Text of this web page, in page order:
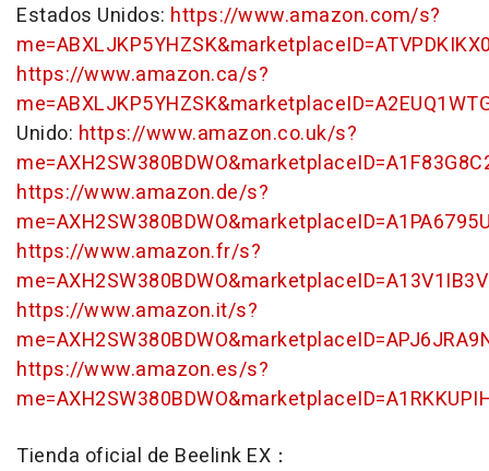
Estados Unidos: https://www.amazon.com/s?
https://www.amazon.ca/s?
Unido: https://www.amazon.co.uk/s?
https://www.amazon.de/s?
https://www.amazon.fr/s?
https://www.amazon.it/s?
https://www.amazon.es/s?
Tienda oficial de Beelink EX：